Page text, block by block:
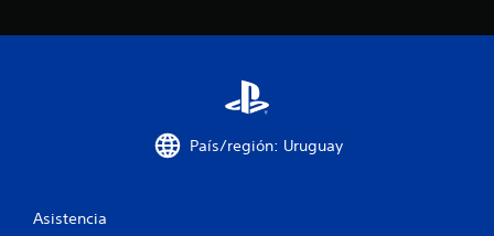
País/región: Uruguay
Asistencia